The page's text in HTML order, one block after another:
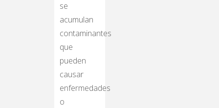
se
acumulan
contaminantes
que
pueden
causar
enfermedades
o